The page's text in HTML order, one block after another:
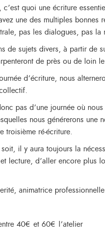
quoi une écriture
une des multiples bonnes
pas les dialogues, pas
de sujets divers, à partir de
de près ou de loin
d’écriture, nous
pas d’une journée où
nous générerons une
troisième ré-écriture.
il y aura toujours la
lecture, d’aller encore plus
animatrice professionnelle
40€ et 60€ l’atelier